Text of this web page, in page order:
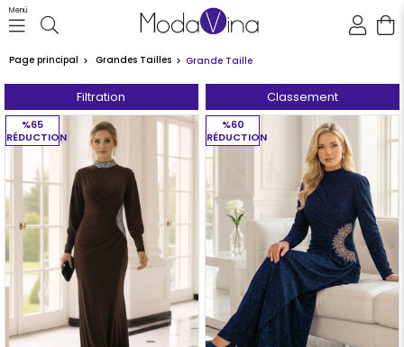
Menü
Page principal Grandes Tailles Grande Taille
Filtration Classement
%65
RÉDUCTION
%60
RÉDUCTION